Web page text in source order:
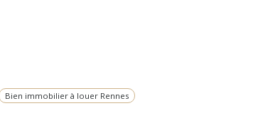
Bien immobilier à louer Rennes